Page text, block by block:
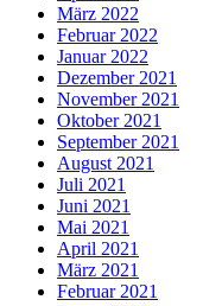
März 2022
Februar 2022
Januar 2022
Dezember 2021
November 2021
Oktober 2021
September 2021
August 2021
Juli 2021
Juni 2021
Mai 2021
April 2021
März 2021
Februar 2021